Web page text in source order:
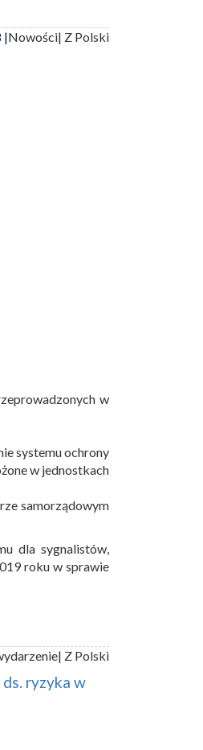
|Nowości| Z Polski
w
systemu ochrony
w jednostkach
samorządowym
dla sygnalistów,
roku w sprawie
| Z Polski
ryzyka w